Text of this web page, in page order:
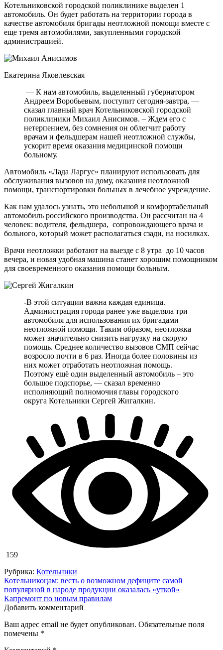
Котельниковской городской поликлинике выделен 1
автомобиль. Он будет работать на территории города в
качестве автомобиля бригады неотложной помощи вместе с
еще тремя автомобилями, закупленными городской
администрацией.
Екатерина Яковлевская
— К нам автомобиль, выделенный губернатором
Андреем Воробьевым, поступит сегодня-завтра, —
сказал главный врач Котельниковской городской
поликлиники Михаил Анисимов. – Ждем его с
нетерпением, без сомнения он облегчит работу
врачам и фельдшерам нашей неотложной службы,
ускорит время оказания медицинской помощи
больному.
Автомобиль «Лада Ларгус» планируют использовать для
обслуживания вызовов на дому, оказания неотложной
помощи, транспортировки больных в лечебное учреждение.
Как нам удалось узнать, это небольшой и комфортабельный
автомобиль российского производства. Он рассчитан на 4
человек: водителя, фельдшера, сопровождающего врача и
больного, который может располагаться сзади, на носилках.
Врачи неотложки работают на выезде с 8 утра до 10 часов
вечера, и новая удобная машина станет хорошим помощником
для своевременного оказания помощи больным.
-В этой ситуации важна каждая единица.
Администрация города ранее уже выделяла три
автомобиля для использования их бригадами
неотложной помощи. Таким образом, неотложка
может значительно снизить нагрузку на скорую
помощь. Среднее количество вызовов СМП сейчас
возросло почти в 6 раз. Иногда более половины из
них может отработать неотложная помощь.
Поэтому ещё один выделенный автомобиль – это
большое подспорье, — сказал временно
исполняющий полномочия главы городского
округа Котельники Сергей Жигалкин.
159
Рубрика: Котельники
Навигация
по
записям
Котельникоцам: весть о возможном дефиците самой
популярной в народе продукции оказалась «уткой»
Капремонт по новым правилам
Добавить комментарий
Ваш адрес email не будет опубликован. Обязательные поля
помечены *